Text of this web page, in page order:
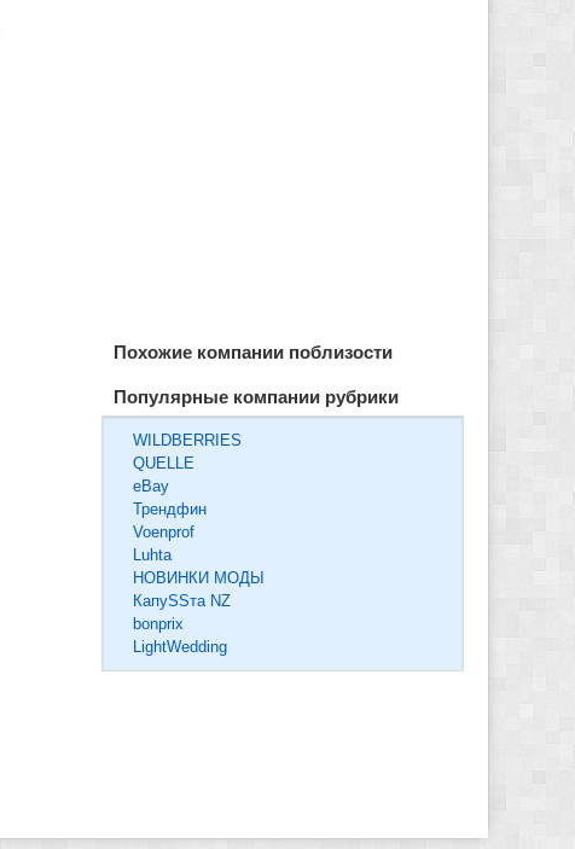
Похожие компании поблизости
Популярные компании рубрики
WILDBERRIES
QUELLE
eBay
Трендфин
Voenprof
Luhta
НОВИНКИ МОДЫ
КапуSSта NZ
bonprix
LightWedding